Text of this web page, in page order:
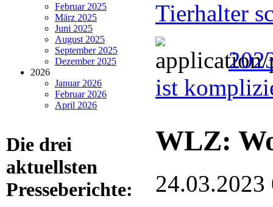
Februar 2025
März 2025
Juni 2025
August 2025
September 2025
Dezember 2025
2026
Januar 2026
Februar 2026
April 2026
Die drei
aktuellsten
Presseberichte:
Tierhalter
ist
WLZ:
24.03.2023